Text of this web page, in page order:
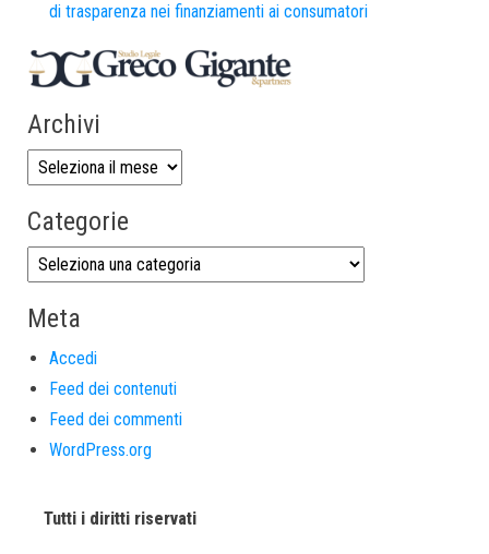
di trasparenza nei finanziamenti ai consumatori
Archivi
Categorie
Meta
Accedi
Feed dei contenuti
Feed dei commenti
WordPress.org
Tutti i diritti riservati